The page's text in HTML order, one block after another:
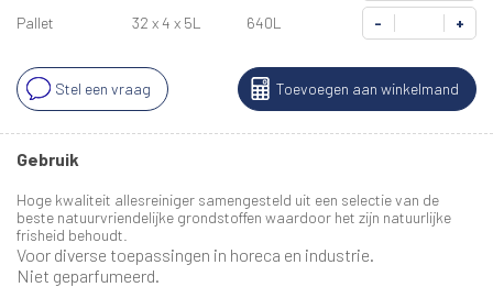
Pallet 32 x 4 x 5L 640L - +
Toevoegen aan winkelmand
Stel een vraag
Gebruik
Hoge kwaliteit allesreiniger samengesteld uit een selectie van de
beste natuurvriendelijke grondstoffen waardoor het zijn natuurlijke
frisheid behoudt.
Voor diverse toepassingen in horeca en industrie.
Niet geparfumeerd.